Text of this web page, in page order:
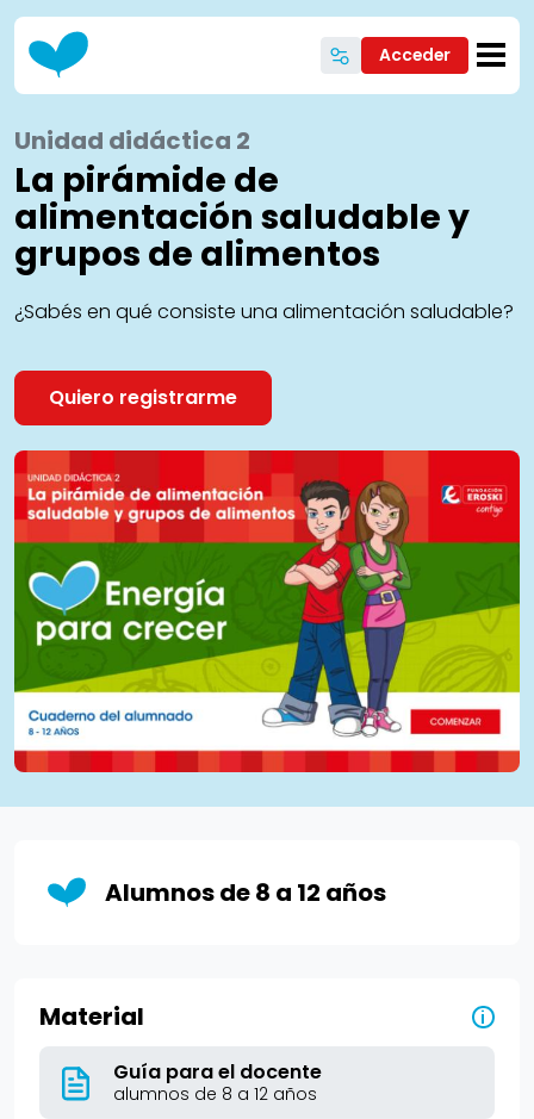
Pasar al contenido principal
Acceder
Unidad didáctica 2
La pirámide de
alimentación saludable y
grupos de alimentos
¿Sabés en qué consiste una alimentación saludable?
Quiero registrarme
Alumnos de 8 a 12 años
Material i
Guía para el docente
alumnos de 8 a 12 años